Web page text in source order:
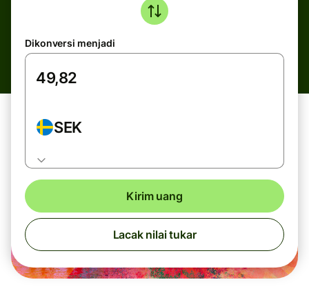
Dikonversi menjadi
SEK
Kirim uang
Lacak nilai tukar